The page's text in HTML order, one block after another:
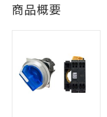
商品概要